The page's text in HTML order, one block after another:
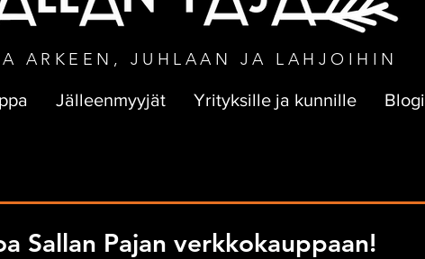
ARKEEN, JUHLAAN JA LAHJOIHIN
Jälleenmyyjät Yrityksille ja kunnille Blogi
Sallan Pajan verkkokauppaan!